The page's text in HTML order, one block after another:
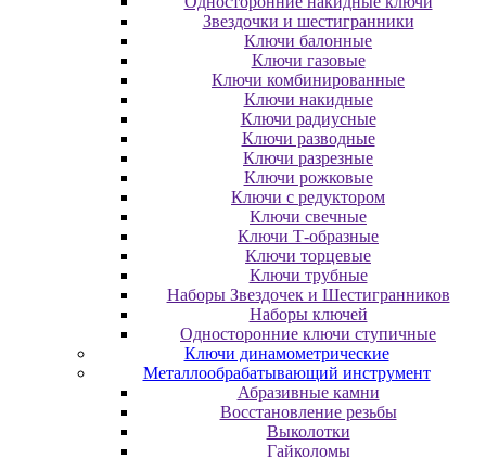
Звездочки и шестигранники
Ключи балонные
Ключи газовые
Ключи комбинированные
Ключи накидные
Ключи радиусные
Ключи разводные
Ключи разрезные
Ключи рожковые
Ключи с редуктором
Ключи свечные
Ключи Т-образные
Ключи торцевые
Ключи трубные
Наборы Звездочек и Шестигранников
Наборы ключей
Односторонние ключи ступичные
Ключи динамометрические
Металлообрабатывающий инструмент
Абразивные камни
Восстановление резьбы
Выколотки
Гайколомы